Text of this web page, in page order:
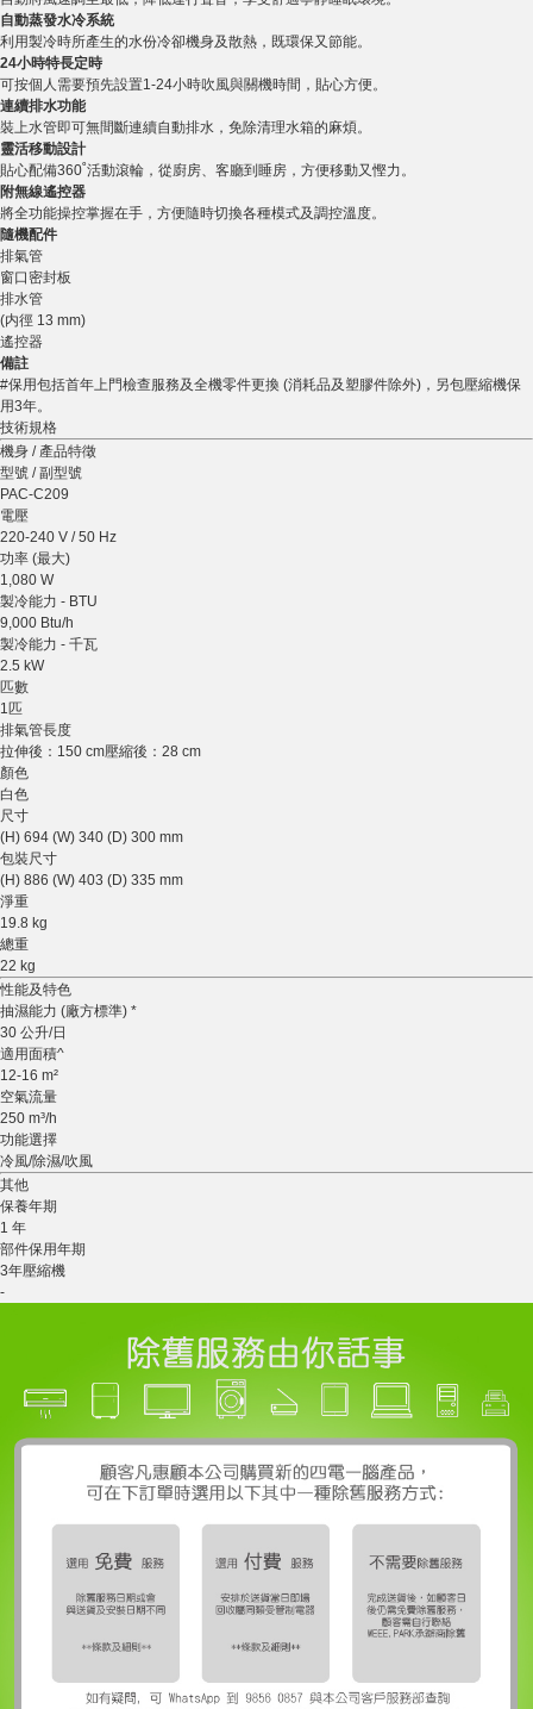
自動蒸發水冷系統
利用製冷時所產生的水份冷卻機身及散熱，既環保又節能。
24小時特長定時
可按個人需要預先設置1-24小時吹風與關機時間，貼心方便。
連續排水功能
裝上水管即可無間斷連續自動排水，免除清理水箱的麻煩。
靈活移動設計
貼心配備360˚活動滾輪，從廚房、客廳到睡房，方便移動又慳力。
附無線遙控器
將全功能操控掌握在手，方便隨時切換各種模式及調控溫度。
隨機配件
排氣管
窗口密封板
排水管
(内徑 13 mm)
遙控器
備註
#保用包括首年上門檢查服務及全機零件更換 (消耗品及塑膠件除外)，另包壓縮機保
用3年。
技術規格
機身 / 產品特徵
型號 / 副型號
PAC-C209
電壓
220-240 V / 50 Hz
功率 (最大)
1,080 W
製冷能力 - BTU
9,000 Btu/h
製冷能力 - 千瓦
2.5 kW
匹數
1匹
排氣管長度
拉伸後：150 cm壓縮後：28 cm
顏色
白色
尺寸
(H) 694 (W) 340 (D) 300 mm
包裝尺寸
(H) 886 (W) 403 (D) 335 mm
淨重
19.8 kg
總重
22 kg
性能及特色
抽濕能力 (廠方標準) *
30 公升/日
適用面積^
12-16 m²
空氣流量
250 m³/h
功能選擇
冷風/除濕/吹風
其他
保養年期
1 年
部件保用年期
3年壓縮機
-